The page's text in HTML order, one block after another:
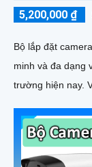
5,200,000 ₫
Bộ lắp đặt
minh và đa dạng